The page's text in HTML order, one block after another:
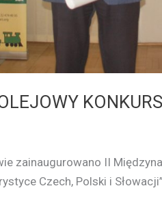
zainaugurowano II
Czech, Polski i